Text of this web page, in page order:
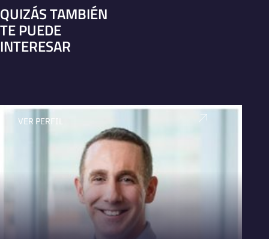
QUIZÁS TAMBIÉN
TE PUEDE
INTERESAR
VER PERFIL